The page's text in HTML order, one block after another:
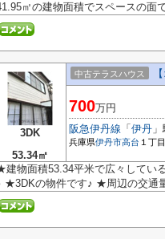
㎡の建物面積でスペースの面
3DK
53.34㎡
中古テラスハウス
700万円
阪急伊丹線 「 伊丹
兵庫県伊丹市高台 １丁目
建物面積53.34平米で広々してい
★3DKの物件です♪ ★周辺の交通